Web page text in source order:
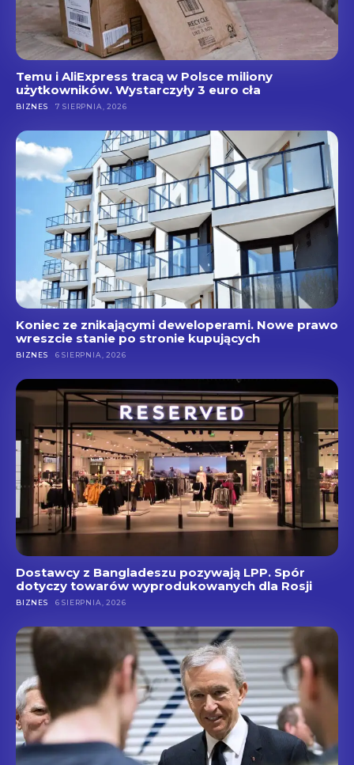
Temu i AliExpress tracą w Polsce miliony
użytkowników. Wystarczyły 3 euro cła
BIZNES 7 SIERPNIA, 2026
Koniec ze znikającymi deweloperami. Nowe prawo
wreszcie stanie po stronie kupujących
BIZNES 6 SIERPNIA, 2026
Dostawcy z Bangladeszu pozywają LPP. Spór
dotyczy towarów wyprodukowanych dla Rosji
BIZNES 6 SIERPNIA, 2026